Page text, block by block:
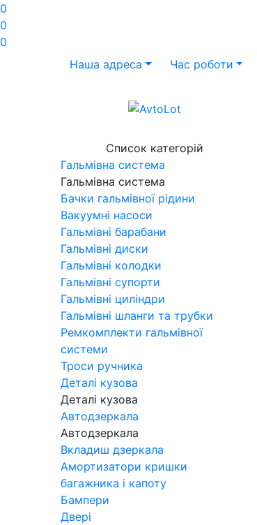
0
0
0
Наша адреса
Час роботи
Список категорій
Гальмівна система
Гальмівна система
Бачки гальмівної рідини
Вакуумні насоси
Гальмівні барабани
Гальмівні диски
Гальмівні колодки
Гальмівні супорти
Гальмівні циліндри
Гальмівні шланги та трубки
Ремкомплекти гальмівної
системи
Троси ручника
Деталі кузова
Деталі кузова
Автодзеркала
Автодзеркала
Вкладиш дзеркала
Амортизатори кришки
багажника і капоту
Бампери
Двері